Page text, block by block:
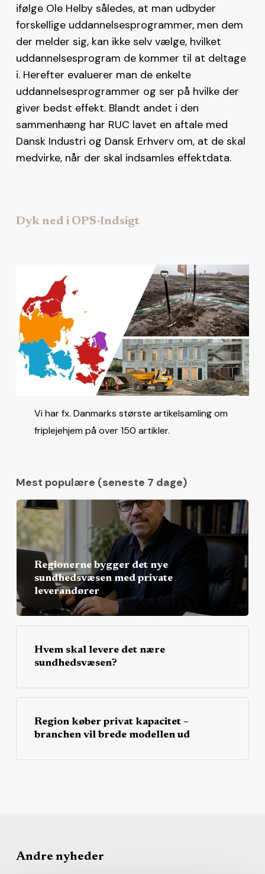
ifølge Ole Helby således, at man udbyder
forskellige uddannelsesprogrammer, men dem
der melder sig, kan ikke selv vælge, hvilket
uddannelsesprogram de kommer til at deltage
i. Herefter evaluerer man de enkelte
uddannelsesprogrammer og ser på hvilke der
giver bedst effekt. Blandt andet i den
sammenhæng har RUC lavet en aftale med
Dansk Industri og Dansk Erhverv om, at de skal
medvirke, når der skal indsamles effektdata.
Dyk ned i OPS-Indsigt
Vi har fx. Danmarks største artikelsamling om
friplejehjem på over 150 artikler.
Mest populære (seneste 7 dage)
Regionerne bygger det nye
sundhedsvæsen med private
leverandører
Hvem skal levere det nære
sundhedsvæsen?
Region køber privat kapacitet –
branchen vil brede modellen ud
Andre nyheder